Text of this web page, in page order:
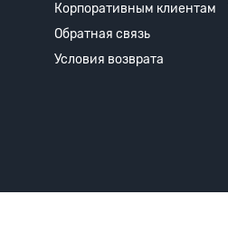
Корпоративным клиентам
Обратная связь
Условия возврата